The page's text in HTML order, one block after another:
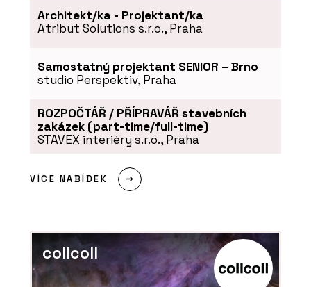
OBZOR
ČLÁNKY
Architekt/ka - Projektant/ka
Atribut Solutions s.r.o., Praha
Samostatný projektant SENIOR – Brno
studio Perspektiv, Praha
ROZPOČTÁŘ / PŘÍPRAVÁŘ stavebních
zakázek (part-time/full-time)
STAVEX interiéry s.r.o., Praha
VÍCE NABÍDEK
collcoll